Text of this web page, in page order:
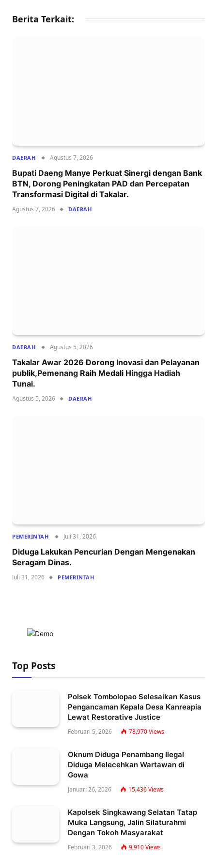
Berita Terkait:
DAERAH Agustus 7, 2026
Bupati Daeng Manye Perkuat Sinergi dengan Bank
BTN, Dorong Peningkatan PAD dan Percepatan
Transformasi Digital di Takalar.
Agustus 7, 2026 DAERAH
DAERAH Agustus 5, 2026
Takalar Awar 2026 Dorong Inovasi dan Pelayanan
publik,Pemenang Raih Medali Hingga Hadiah
Tunai.
Agustus 5, 2026 DAERAH
PEMERINTAH Juli 31, 2026
Diduga Lakukan Pencurian Dengan Mengenakan
Seragam Dinas.
Juli 31, 2026 PEMERINTAH
Top Posts
Polsek Tombolopao Selesaikan Kasus
Pengancaman Kepala Desa Kanreapia
Lewat Restorative Justice
Februari 5, 2026 78,970Views
Oknum Diduga Penambang Ilegal
Diduga Melecehkan Wartawan di
Gowa
Januari 26, 2026 15,436Views
Kapolsek Singkawang Selatan Tatap
Muka Langsung, Jalin Silaturahmi
Dengan Tokoh Masyarakat
Februari 3, 2026 9,910Views